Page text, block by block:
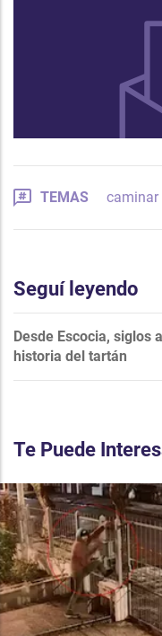
TEMAS caminar
Seguí leyendo
Desde Escocia, siglos
historia del tartán
Te Puede